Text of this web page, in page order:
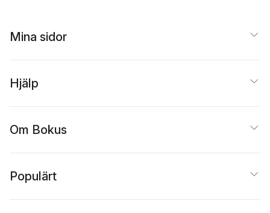
Mina sidor
Hjälp
Om Bokus
Populärt